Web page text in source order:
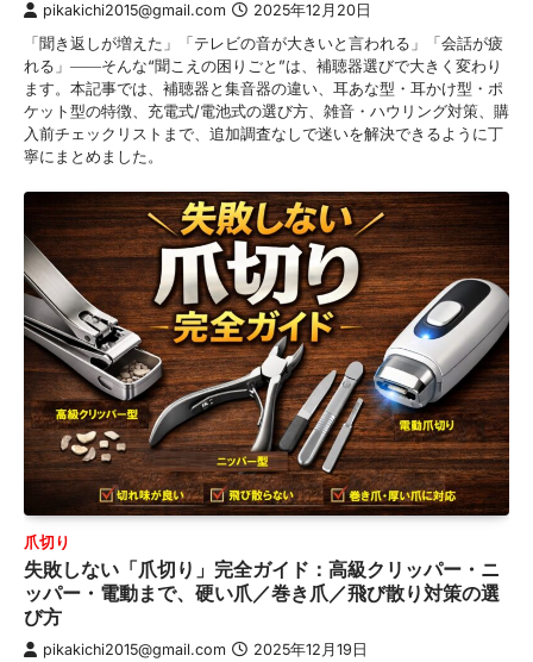
pikakichi2015@gmail.com 2025年12月20日
「聞き返しが増えた」「テレビの音が大きいと言われる」「会話が疲
れる」――そんな“聞こえの困りごと”は、補聴器選びで大きく変わり
ます。本記事では、補聴器と集音器の違い、耳あな型・耳かけ型・ポ
ケット型の特徴、充電式/電池式の選び方、雑音・ハウリング対策、購
入前チェックリストまで、追加調査なしで迷いを解決できるように丁
寧にまとめました。
爪切り
失敗しない「爪切り」完全ガイド：高級クリッパー・ニ
ッパー・電動まで、硬い爪／巻き爪／飛び散り対策の選
び方
pikakichi2015@gmail.com 2025年12月19日